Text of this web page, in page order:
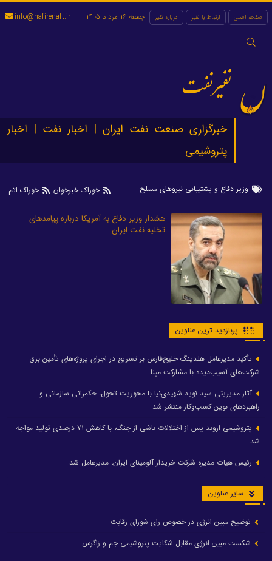
صفحه اصلی ارتباط با نفیر درباره نفیر
جستجو
جمعه 16 مرداد 1405 info@nafirenaft.ir
نفیرنفت
خبرگزاری صنعت نفت ایران | اخبار نفت | اخبار
پتروشیمی
وزیر دفاع و پشتیبانی نیروهای مسلح خوراک خبرخوان خوراک اتم
هشدار وزیر دفاع به آمریکا درباره پیامدهای
تخلیه نفت ایران
پربازدید ترین عناوین
تأکید مدیرعامل هلدینگ خلیج‌فارس بر تسریع در اجرای پروژه‌های تأمین برق
شرکت‌های آسیب‌دیده با مشارکت مپنا
آثار مدیریتی سید نوید شهیدی‌نیا با محوریت تحول، حکمرانی سازمانی و
راهبردهای نوین کسب‌وکار منتشر شد
پتروشیمی اروند پس از اختلالات ناشی از جنگ، با کاهش ۷۱ درصدی تولید مواجه
شد
رئیس هیات مدیره شرکت خریدار آلومینای ایران، مدیرعامل شد
سایر عناوین
توضیح مبین انرژی در خصوص رای شورای رقابت
شکست مبین انرژی مقابل شکایت پتروشیمی جم و زاگرس